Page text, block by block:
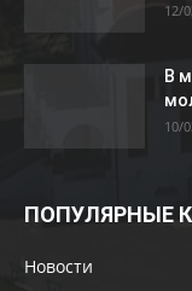
12/
В
10/
ПОПУЛЯРНЫЕ
Новости